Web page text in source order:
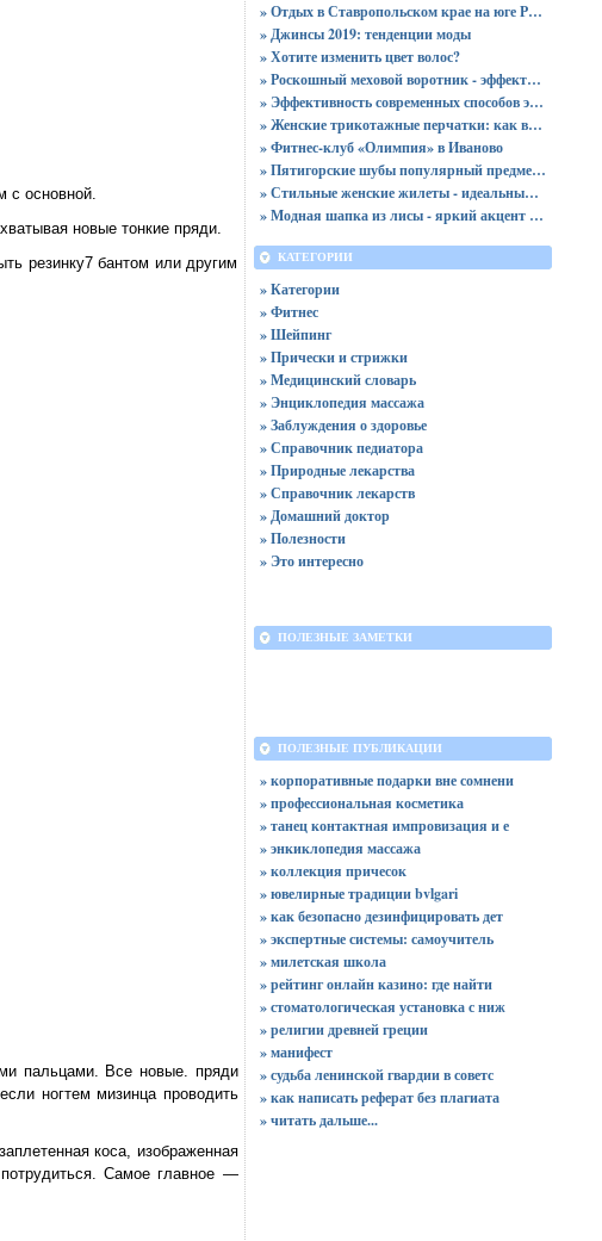
с основной.
новые тонкие пряди.
резинку7 бантом или другим
пальцами. Все новые. пряди
ногтем мизинца проводить
коса, изображенная
Самое главное —
» Отдых в Ставропольском крае на юге России. Кавказские минеральные воды
» Джинсы 2019: тенденции моды
» Хотите изменить цвет волос?
» Роскошный меховой воротник - эффектное украшение вашего пальто
» Эффективность современных способов эпиляции
» Женские трикотажные перчатки: как выбрать аксессуар и ухаживать за ним?
» Фитнес-клуб «Олимпия» в Иваново
» Пятигорские шубы популярный предмет гардероба среди столичных модниц
» Стильные женские жилеты - идеальный вариант для создания модного образа
» Модная шапка из лисы - яркий акцент зимнего образа
КАТЕГОРИИ
» Категории
» Фитнес
» Шейпинг
» Прически и стрижки
» Медицинский словарь
» Энциклопедия массажа
» Заблуждения о здоровье
» Справочник педиатора
» Природные лекарства
» Справочник лекарств
» Домашний доктор
» Полезности
» Это интересно
ПОЛЕЗНЫЕ ЗАМЕТКИ
ПОЛЕЗНЫЕ ПУБЛИКАЦИИ
» корпоративные подарки вне сомнени
» профессиональная косметика
» танец контактная импровизация и е
» энкиклопедия массажа
» коллекция причесок
» ювелирные традиции bvlgari
» как безопасно дезинфицировать дет
» экспертные системы: самоучитель
» милетская школа
» рейтинг онлайн казино: где найти
» стоматологическая установка с ниж
» религии древней греции
» манифест
» судьба ленинской гвардии в советс
» как написать реферат без плагиата
»читать дальше...